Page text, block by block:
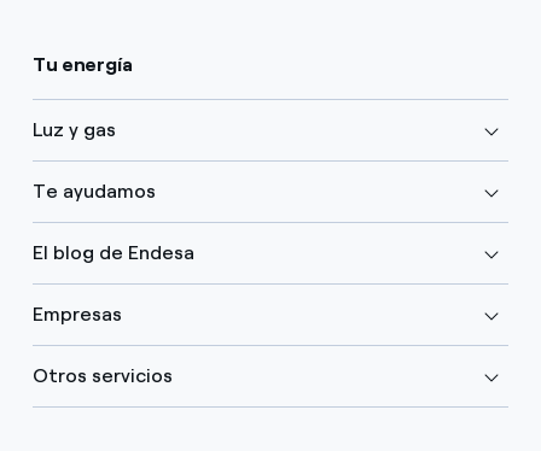
Tu energía
Luz y gas
Te ayudamos
El blog de Endesa
Empresas
Otros servicios